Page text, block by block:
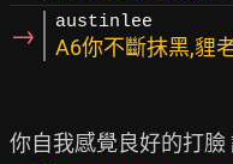
→ austinlee
A6你不斷抹黑,貍